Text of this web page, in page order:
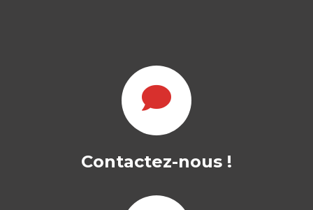
LA CÔTE D’IVOIRE
ET LA MER…
Contactez-nous !